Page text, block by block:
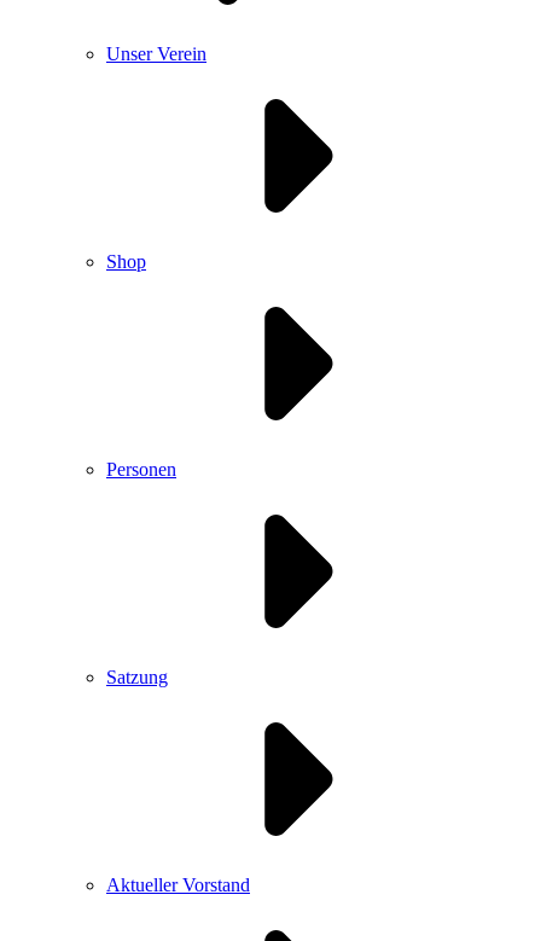
Unser Verein
Shop
Personen
Satzung
Aktueller Vorstand